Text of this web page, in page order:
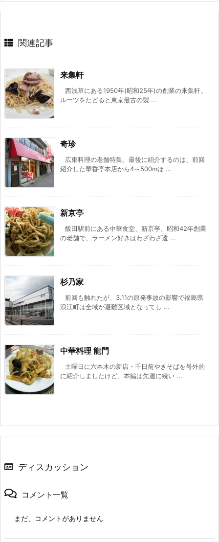
関連記事
来集軒
西浅草にある1950年(昭和25年)の創業の来集軒。
ルーツをたどると東京最古の製 ...
奇珍
広東料理の老舗特集。最後に紹介するのは、前回
紹介した華香亭本店から4～500mほ ...
新京亭
飯田駅前にある中華食堂、新京亭。昭和42年創業
の老舗で、ラーメン好きはわざわざ遠 ...
杉乃家
前回も触れたが、3.11の原発事故の影響で福島県
浪江町は全域が避難区域となってし ...
中華料理 龍門
土曜日に六本木の新店・千日前やきそばを号外的
に紹介しましたけど、本編は先週に続い ...
ディスカッション
コメント一覧
まだ、コメントがありません